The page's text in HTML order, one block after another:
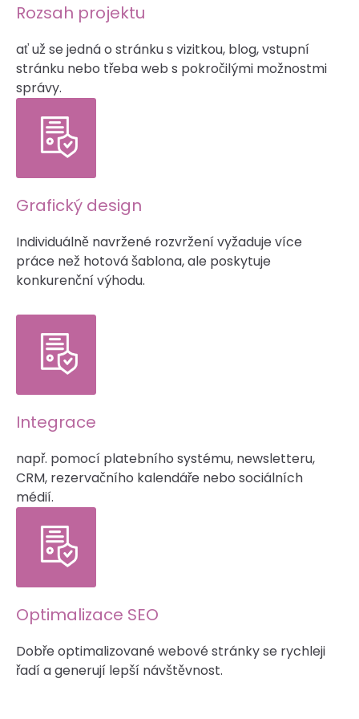
Rozsah projektu
ať už se jedná o stránku s vizitkou, blog, vstupní
stránku nebo třeba web s pokročilými možnostmi
správy.
Grafický design
Individuálně navržené rozvržení vyžaduje více
práce než hotová šablona, ale poskytuje
konkurenční výhodu.
Integrace
např. pomocí platebního systému, newsletteru,
CRM, rezervačního kalendáře nebo sociálních
médií.
Optimalizace SEO
Dobře optimalizované webové stránky se rychleji
řadí a generují lepší návštěvnost.